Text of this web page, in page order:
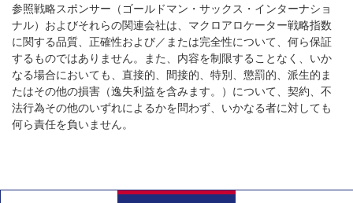
参照戦略スポンサー（ゴールドマン・サックス・インターナショ
ナル）およびそれらの関連会社は、マクロアロケーター戦略指数
に関する品質、正確性および／または完全性について、何ら保証
するものではありません。また、内容を制限することなく、いか
なる場合においても、直接的、間接的、特別、懲罰的、派生的ま
たはその他の損害（逸失利益を含みます。）について、契約、不
法行為その他のいずれによるかを問わず、いかなる者に対しても
何ら責任を負いません。